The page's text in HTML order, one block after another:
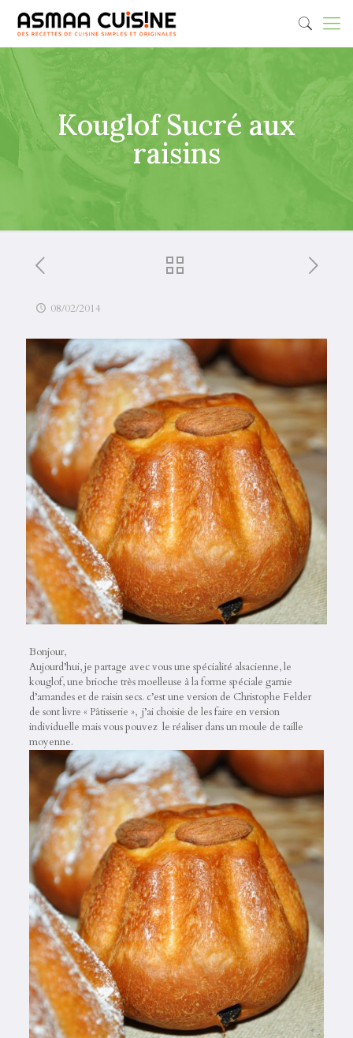
Kouglof Sucré aux
raisins
08/02/2014
Bonjour,
Aujourd’hui, je partage avec vous une spécialité alsacienne, le
kouglof, une brioche très moelleuse à la forme spéciale garnie
d’amandes et de raisin secs. c’est une version de Christophe Felder
de sont livre « Pâtisserie », j’ai choisie de les faire en version
individuelle mais vous pouvez le réaliser dans un moule de taille
moyenne.